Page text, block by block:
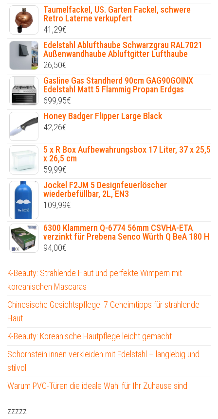
Taumelfackel, US. Garten Fackel, schwere
Retro Laterne verkupfert
41,29€
Edelstahl Ablufthaube Schwarzgrau RAL7021
Außenwandhaube Abluftgitter Lufthaube
26,50€
Gasline Gas Standherd 90cm GAG90GOINX
Edelstahl Matt 5 Flammig Propan Erdgas
699,95€
Honey Badger Flipper Large Black
42,26€
5 x R Box Aufbewahrungsbox 17 Liter, 37 x 25,5
x 26,5 cm
59,99€
Jockel F2JM 5 Designfeuerlöscher
wiederbefüllbar, 2L, EN3
109,99€
6300 Klammern Q-6774 56mm CSVHA-ETA
verzinkt für Prebena Senco Würth Q BeA 180 H
94,00€
K-Beauty: Strahlende Haut und perfekte Wimpern mit
koreanischen Mascaras
Chinesische Gesichtspflege: 7 Geheimtipps für strahlende
Haut
K-Beauty: Koreanische Hautpflege leicht gemacht
Schornstein innen verkleiden mit Edelstahl – langlebig und
stilvoll
Warum PVC-Türen die ideale Wahl für Ihr Zuhause sind
zzzzz